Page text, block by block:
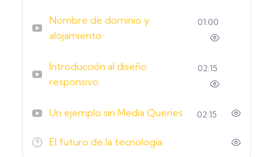
Nombre de dominio y
alojamiento
01:00
Introducción al diseño
responsivo
02:15
Un ejemplo sin Media Queries 02:15
El futuro de la tecnología